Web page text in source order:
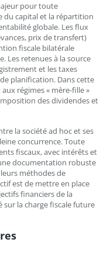
pour toute
du capital et la répartition
globale. Les flux
prix de transfert)
fiscale bilatérale
Les retenues à la source
et les taxes
planification. Dans cette
régimes « mère-fille »
des dividendes et
la société ad hoc et ses
concurrence. Toute
fiscaux, avec intérêts et
documentation robuste
méthodes de
est de mettre en place
financiers de la
la charge fiscale future